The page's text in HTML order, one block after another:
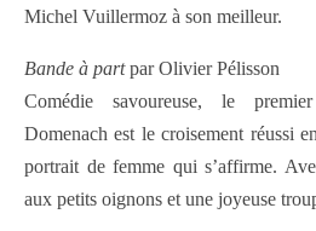
Michel Vuillermoz à son meilleur.
Bande à partpar Olivier Pélisson
Comédie savoureuse, le
Domenach est le croisement réussi
portrait de femme qui s’affirme.
aux petits oignons et une joyeuse